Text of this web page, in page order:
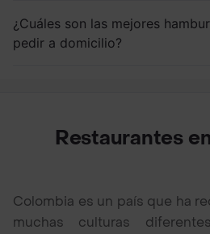
¿Cuáles son las mejores
pedir a domicilio?
Restaurantes
Colombia es un país que ha
muchas culturas